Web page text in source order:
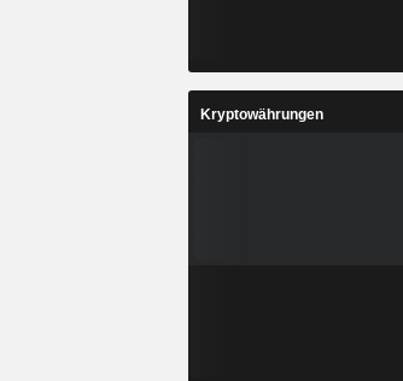
Kryptowährungen